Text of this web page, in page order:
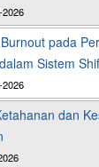
2026
pada
Sistem
2026
dan